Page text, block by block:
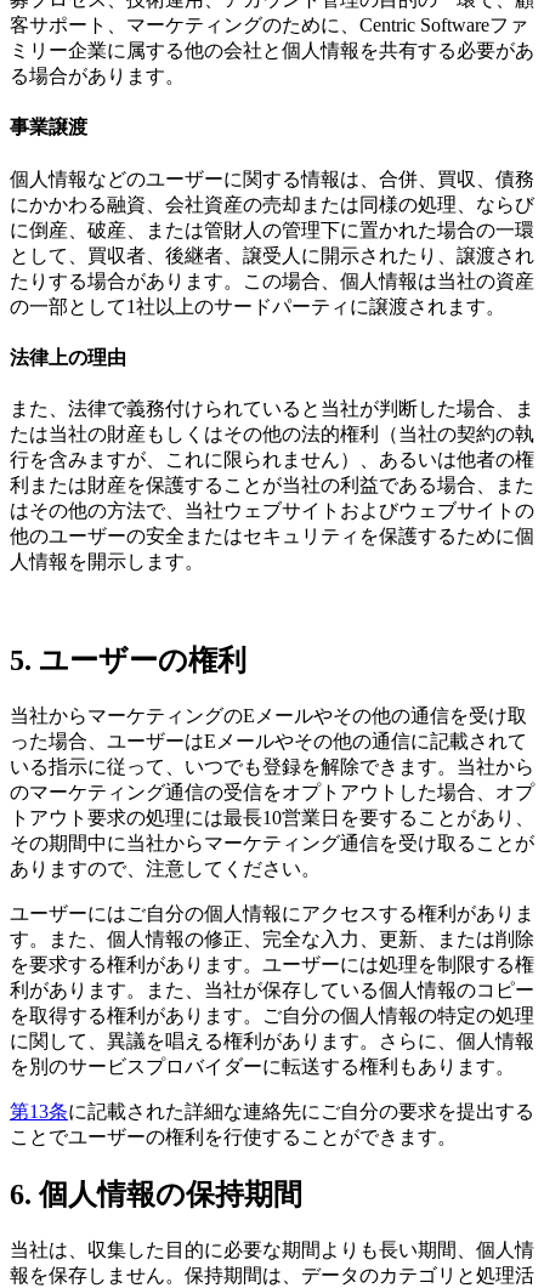
客サポート、マーケティングのために、Centric Softwareファ
ミリー企業に属する他の会社と個人情報を共有する必要があ
る場合があります。
事業譲渡
個人情報などのユーザーに関する情報は、合併、買収、債務
にかかわる融資、会社資産の売却または同様の処理、ならび
に倒産、破産、または管財人の管理下に置かれた場合の一環
として、買収者、後継者、譲受人に開示されたり、譲渡され
たりする場合があります。この場合、個人情報は当社の資産
の一部として1社以上のサードパーティに譲渡されます。
法律上の理由
また、法律で義務付けられていると当社が判断した場合、ま
たは当社の財産もしくはその他の法的権利（当社の契約の執
行を含みますが、これに限られません）、あるいは他者の権
利または財産を保護することが当社の利益である場合、また
はその他の方法で、当社ウェブサイトおよびウェブサイトの
他のユーザーの安全またはセキュリティを保護するために個
人情報を開示します。
5. ユーザーの権利
当社からマーケティングのEメールやその他の通信を受け取
った場合、ユーザーはEメールやその他の通信に記載されて
いる指示に従って、いつでも登録を解除できます。当社から
のマーケティング通信の受信をオプトアウトした場合、オプ
トアウト要求の処理には最長10営業日を要することがあり、
その期間中に当社からマーケティング通信を受け取ることが
ありますので、注意してください。
ユーザーにはご自分の個人情報にアクセスする権利がありま
す。また、個人情報の修正、完全な入力、更新、または削除
を要求する権利があります。ユーザーには処理を制限する権
利があります。また、当社が保存している個人情報のコピー
を取得する権利があります。ご自分の個人情報の特定の処理
に関して、異議を唱える権利があります。さらに、個人情報
を別のサービスプロバイダーに転送する権利もあります。
第13条に記載された詳細な連絡先にご自分の要求を提出する
ことでユーザーの権利を行使することができます。
6. 個人情報の保持期間
当社は、収集した目的に必要な期間よりも長い期間、個人情
報を保存しません。保持期間は、データのカテゴリと処理活